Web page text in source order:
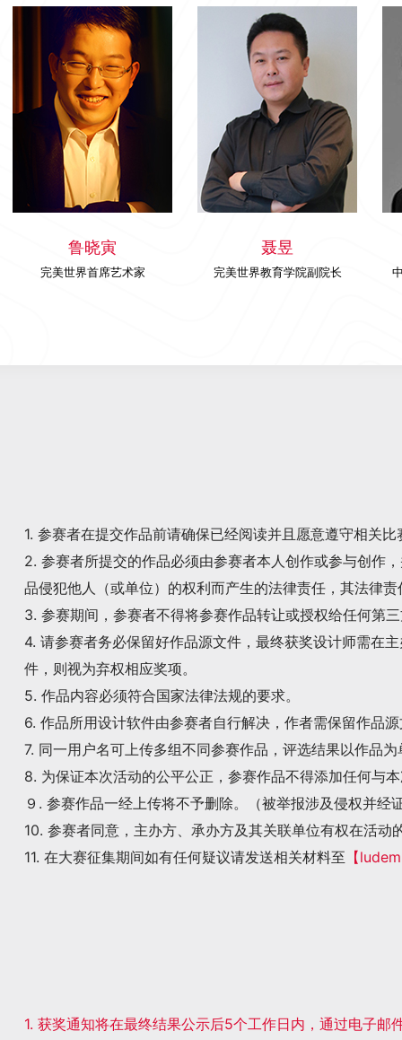
鲁晓寅
完美世界首席艺术家
聂昱
完美世界教育学院副院长
1. 参赛者在提交作品前请确保已经阅读并且愿意遵守相关
2. 参赛者所提交的作品必须由参赛者本人创作或参与创作
品侵犯他人（或单位）的权利而产生的法律责任，其法律
3. 参赛期间，参赛者不得将参赛作品转让或授权给任何第
4. 请参赛者务必保留好作品源文件，最终获奖设计师需在
件，则视为弃权相应奖项。
5. 作品内容必须符合国家法律法规的要求。
6. 作品所用设计软件由参赛者自行解决，作者需保留作品
7. 同一用户名可上传多组不同参赛作品，评选结果以作品
8. 为保证本次活动的公平公正，参赛作品不得添加任何与
９. 参赛作品一经上传将不予删除。（被举报涉及侵权并经
10. 参赛者同意，主办方、承办方及其关联单位有权在活动
11. 在大赛征集期间如有任何疑议请发送相关材料至 【
1. 获奖通知将在最终结果公示后5个工作日内，通过电子